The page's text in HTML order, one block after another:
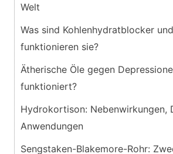
Welt
Was sind Kohlenhydratblocker und
funktionieren sie?
Ätherische Öle gegen
funktioniert?
Hydrokortison: Nebenwirkungen,
Anwendungen
Sengstaken-Blakemore-Rohr: